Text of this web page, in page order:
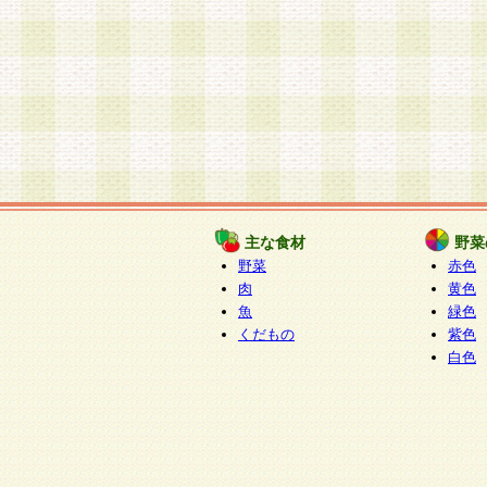
主な食材
野菜
肉
魚
くだもの
野
赤色
黄色
緑色
紫色
白色